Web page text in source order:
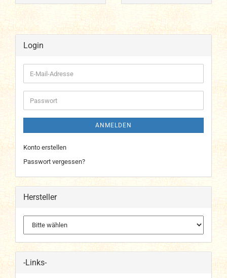
Login
E-
Mail-
Adresse
Passwort
ANMELDEN
Konto erstellen
Passwort vergessen?
Hersteller
-Links-